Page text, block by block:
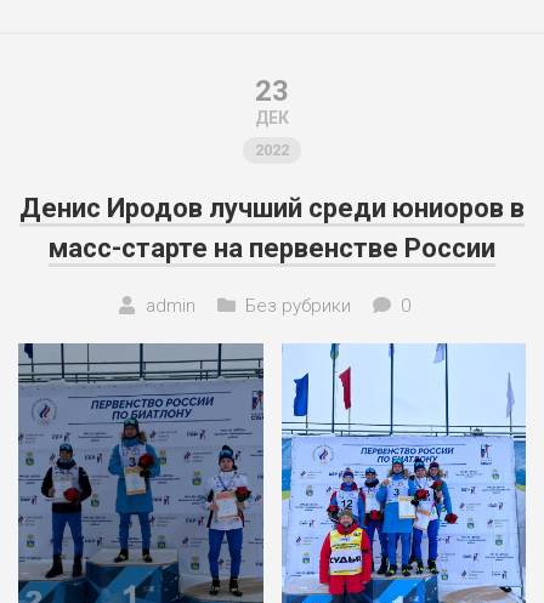
23
ДЕК
2022
Денис Иродов лучший среди юниоров в
масс-старте на первенстве России
admin Без рубрики 0